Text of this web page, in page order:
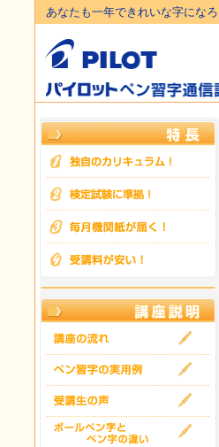
あなたも一年できれいな字にな